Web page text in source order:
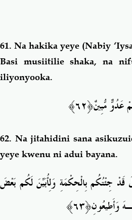
61.Na hakika yeye (Nabiy
Basi musiitilie shaka, na
iliyonyooka.
عَدُوٌّ مُّبِينٌ﴿٦٢﴾
62. Na jitahidini sana
yeye kwenu ni adui bayana.
قَدْ جِئْتُكُم بِالْحِكْمَةِ وَلِأُبَيِّنَ لَكُم بَعْضَ
وَأَطِيعُونِ﴿٦٣﴾